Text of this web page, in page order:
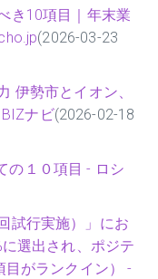
き10項目｜年末業
(2026-03-23
伊勢市とイオン、
ナビ(2026-02-18
の１０項目 - ロシ
試行実施）」にお
選出され、ポジテ
目がランクイン） -